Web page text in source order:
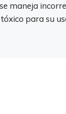
maneja
para su